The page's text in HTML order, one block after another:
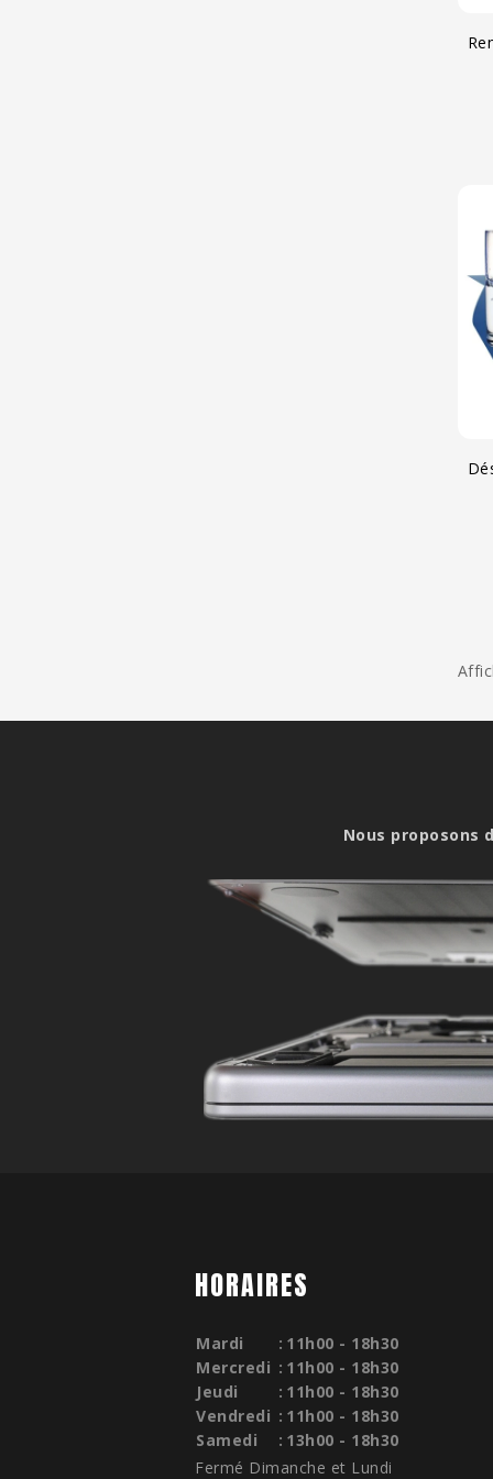
Nous proposons
HORAIRES
Mardi : 11h00 - 18h30
Mercredi : 11h00 - 18h30
Jeudi
: 11h00 - 18h30
Vendredi : 11h00 - 18h30
Samedi
: 13h00 - 18h30
Fermé Dimanche et Lundi